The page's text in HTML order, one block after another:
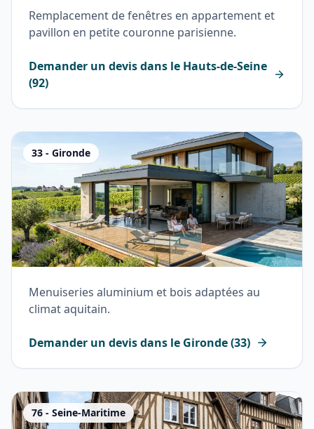
Remplacement de fenêtres en appartement et
pavillon en petite couronne parisienne.
Demander un devis dans le Hauts-de-Seine
(92)
33 - Gironde
Menuiseries aluminium et bois adaptées au
climat aquitain.
Demander un devis dans le Gironde(33)
76 - Seine-Maritime